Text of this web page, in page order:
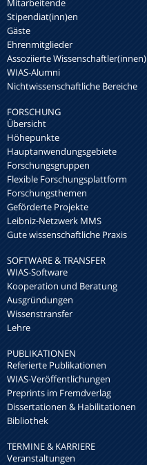
Mitarbeitende
Stipendiat(inn)en
Gäste
Ehrenmitglieder
Assoziierte Wissenschaftler(innen)
WIAS-Alumni
Nichtwissenschaftliche Bereiche
FORSCHUNG
Übersicht
Höhepunkte
Hauptanwendungsgebiete
Forschungsgruppen
Flexible Forschungsplattform
Forschungsthemen
Geförderte Projekte
Leibniz-Netzwerk MMS
Gute wissenschaftliche Praxis
SOFTWARE & TRANSFER
WIAS-Software
Kooperation und Beratung
Ausgründungen
Wissenstransfer
Lehre
PUBLIKATIONEN
Referierte Publikationen
WIAS-Veröffentlichungen
Preprints im Fremdverlag
Dissertationen & Habilitationen
Bibliothek
TERMINE & KARRIERE
Veranstaltungen